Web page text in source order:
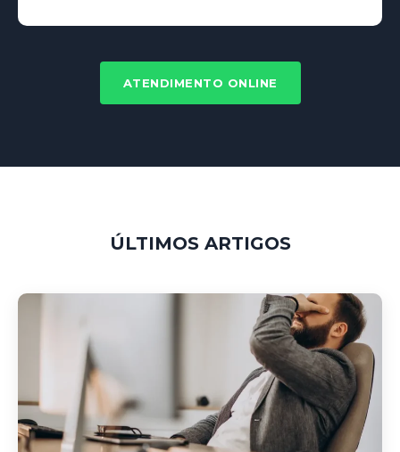
ATENDIMENTO ONLINE
ÚLTIMOS ARTIGOS